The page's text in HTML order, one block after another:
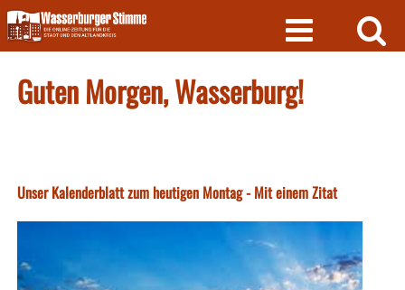
Skip
to
content
Guten Morgen, Wasserburg!
Unser Kalenderblatt zum heutigen Montag - Mit einem Zitat